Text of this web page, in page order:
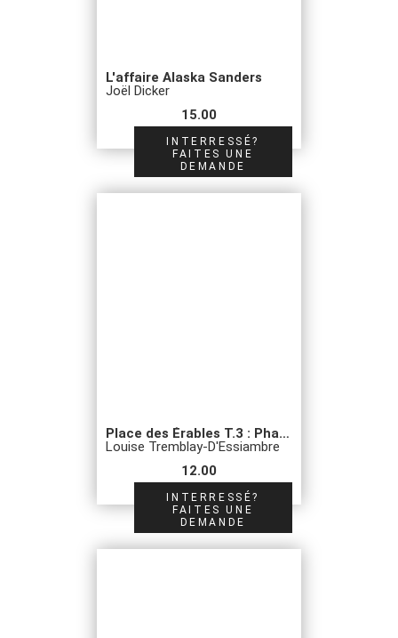
L'affaire Alaska Sanders
Joël Dicker
15.00
INTERRESSÉ?
FAITES UNE
DEMANDE
Place des Érables T.3 : Pharmacie V. Lamoureux
Louise Tremblay-D'Essiambre
12.00
INTERRESSÉ?
FAITES UNE
DEMANDE